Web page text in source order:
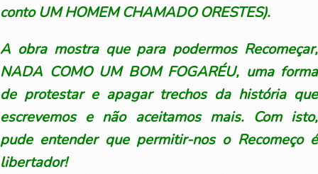
conto UM HOMEM CHAMADO ORESTES).
A obra mostra que para podermos Recomeçar,
NADA COMO UM BOM FOGARÉU, uma forma
de protestar e apagar trechos da história que
escrevemos e não aceitamos mais. Com isto,
pude entender que permitir-nos o Recomeço é
libertador!